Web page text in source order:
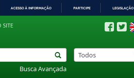
ACESSO À INFORMAÇÃO PARTICIPE LEGISLAÇÃO
SITE
Busca Avançada
Todos